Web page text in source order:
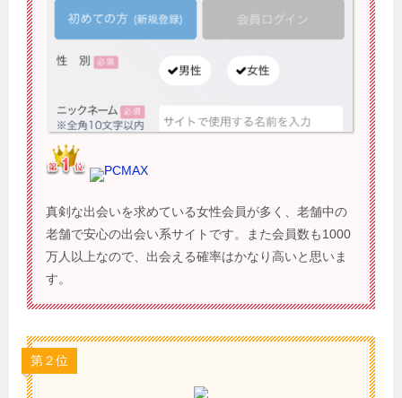
PCMAX
真剣な出会いを求めている女性会員が多く、老舗中の
老舗で安心の出会い系サイトです。また会員数も1000
万人以上なので、出会える確率はかなり高いと思いま
す。
第２位